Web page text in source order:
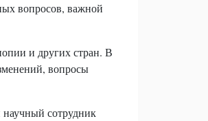
вопросов, важной
и других стран. В
вопросы
сотрудник